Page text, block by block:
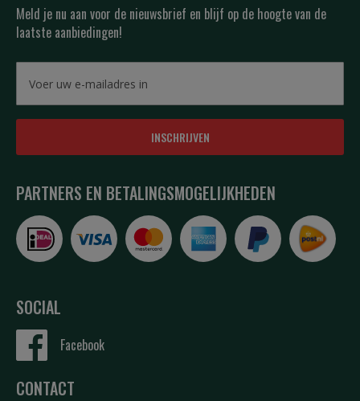
Meld je nu aan voor de nieuwsbrief en blijf op de hoogte van de
laatste aanbiedingen!
INSCHRIJVEN
PARTNERS EN BETALINGSMOGELIJKHEDEN
SOCIAL
Facebook
CONTACT